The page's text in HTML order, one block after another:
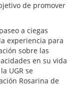
de promover
a ciegas
experiencia para
sobre las
en su vida
UGR se
Rosarina de